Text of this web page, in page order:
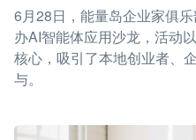
6月28日，能量岛企业家俱
办AI智能体应用沙龙，活动
核心，吸引了本地创业者、
与。